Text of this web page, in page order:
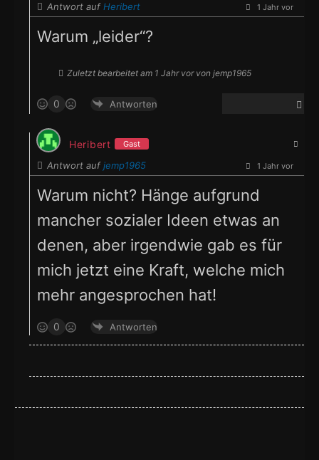
Antwort aufHeribert 1 Jahr vor
Warum „leider“?
Zuletzt bearbeitet am 1 Jahr vor von jemp1965
0 Antworten
Heribert Gast
Antwort aufjemp1965 1 Jahr vor
Warum nicht? Hänge aufgrund
mancher sozialer Ideen etwas an
denen, aber irgendwie gab es für
mich jetzt eine Kraft, welche mich
mehr angesprochen hat!
0 Antworten